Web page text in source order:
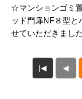
☆マンションゴミ
ッド門扉NF８型と
せていただ
|◀ ◀